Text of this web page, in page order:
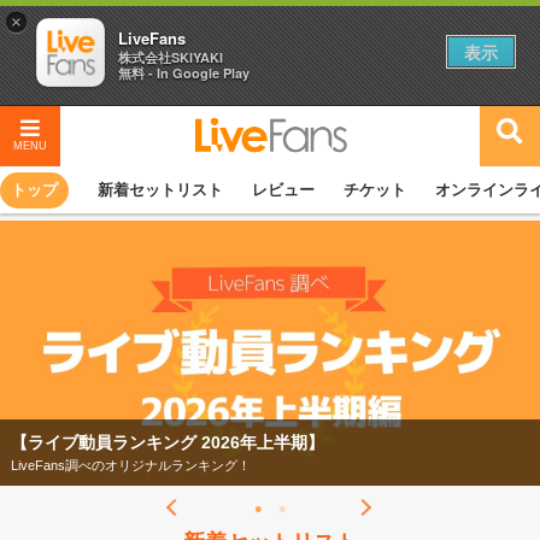
MENU
トップ 新着セットリスト レビュー チケット オンラインラ
【ライブ動員ランキング 2026年上半期】
LiveFans調べのオリジナルランキング！
×
LiveFans
株式会社SKIYAKI
無料 - In Google Play
表示